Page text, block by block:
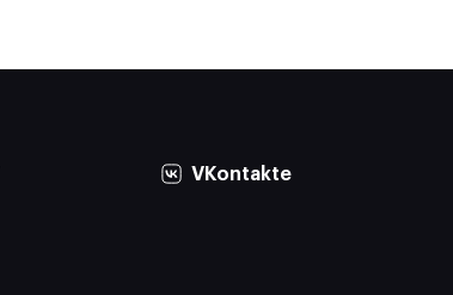
VKontakte